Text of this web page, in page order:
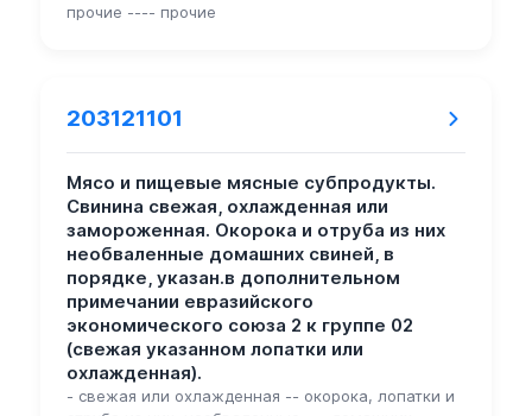
прочие ---- прочие
203121101
Мясо и пищевые мясные субпродукты.
Свинина свежая, охлажденная или
замороженная. Окорока и отруба из них
необваленные домашних свиней, в
порядке, указан.в дополнительном
примечании евразийского
экономического союза 2 к группе 02
(свежая указанном лопатки или
охлажденная).
- свежая или охлажденная -- окорока, лопатки и